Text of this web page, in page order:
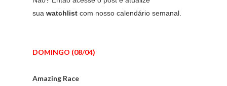
sua watchlist com nosso calendário semanal.
DOMINGO (08/04)
Amazing Race